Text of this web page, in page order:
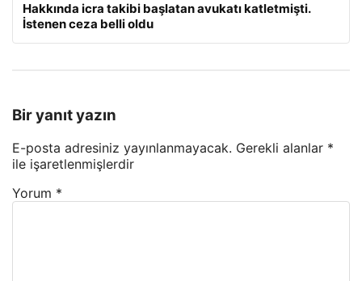
Hakkında icra takibi başlatan avukatı katletmişti.
İstenen ceza belli oldu
Bir yanıt yazın
E-posta adresiniz yayınlanmayacak. Gerekli alanlar *
ile işaretlenmişlerdir
Yorum *